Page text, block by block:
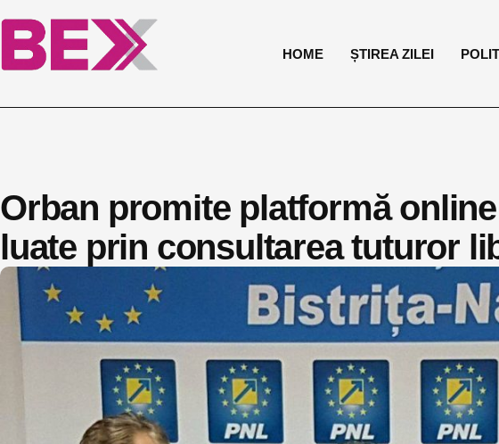
HOME ȘTIREA ZILEI
Orban promite platformă
luate prin consultarea tuturor